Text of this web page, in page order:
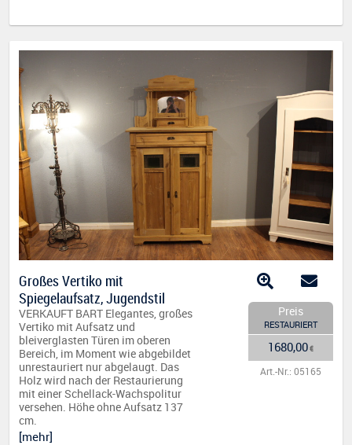
Großes Vertiko mit
Spiegelaufsatz, Jugendstil
VERKAUFT BART Elegantes, großes
Vertiko mit Aufsatz und
bleiverglasten Türen im oberen
Bereich, im Moment wie abgebildet
unrestauriert nur abgelaugt. Das
Holz wird nach der Restaurierung
mit einer Schellack-Wachspolitur
versehen. Höhe ohne Aufsatz 137
cm.
[mehr]
Preis
RESTAURIERT
1680,00€
Art.-Nr.: 05165